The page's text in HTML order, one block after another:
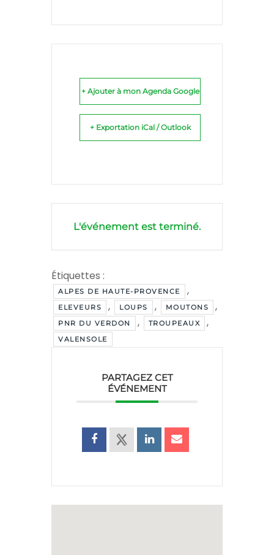
+ Ajouter à mon Agenda Google
+ Exportation iCal / Outlook
L'événement est terminé.
Étiquettes :
ALPES DE HAUTE-PROVENCE ,
ELEVEURS , LOUPS , MOUTONS ,
PNR DU VERDON , TROUPEAUX ,
VALENSOLE
PARTAGEZ CET
ÉVÉNEMENT